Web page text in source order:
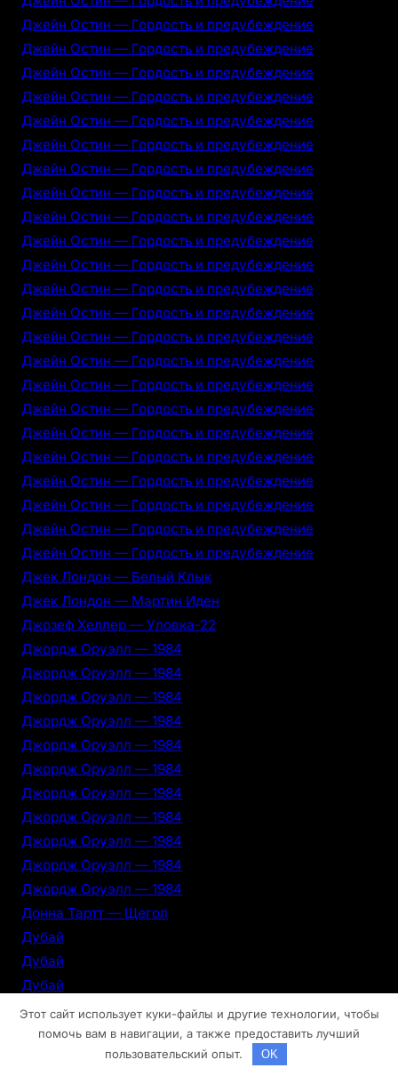
Джейн Остин — Гордость и предубеждение
Джейн Остин — Гордость и предубеждение
Джейн Остин — Гордость и предубеждение
Джейн Остин — Гордость и предубеждение
Джейн Остин — Гордость и предубеждение
Джейн Остин — Гордость и предубеждение
Джейн Остин — Гордость и предубеждение
Джейн Остин — Гордость и предубеждение
Джейн Остин — Гордость и предубеждение
Джейн Остин — Гордость и предубеждение
Джейн Остин — Гордость и предубеждение
Джейн Остин — Гордость и предубеждение
Джейн Остин — Гордость и предубеждение
Джейн Остин — Гордость и предубеждение
Джейн Остин — Гордость и предубеждение
Джейн Остин — Гордость и предубеждение
Джейн Остин — Гордость и предубеждение
Джейн Остин — Гордость и предубеждение
Джейн Остин — Гордость и предубеждение
Джейн Остин — Гордость и предубеждение
Джейн Остин — Гордость и предубеждение
Джейн Остин — Гордость и предубеждение
Джейн Остин — Гордость и предубеждение
Джек Лондон — Белый Клык
Джек Лондон — Мартин Иден
Джозеф Хеллер — Уловка-22
Джордж Оруэлл — 1984
Джордж Оруэлл — 1984
Джордж Оруэлл — 1984
Джордж Оруэлл — 1984
Джордж Оруэлл — 1984
Джордж Оруэлл — 1984
Джордж Оруэлл — 1984
Джордж Оруэлл — 1984
Джордж Оруэлл — 1984
Джордж Оруэлл — 1984
Джордж Оруэлл — 1984
Донна Тартт — Щегол
Дубай
Дубай
Дубай
Дубай
Дубай
Этот сайт использует куки-файлы и другие технологии, чтобы
помочь вам в навигации, а также предоставить лучший
пользовательский опыт.
OK